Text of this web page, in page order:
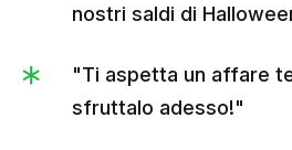
nostri saldi di
"Ti aspetta un affare
sfruttalo adesso!"